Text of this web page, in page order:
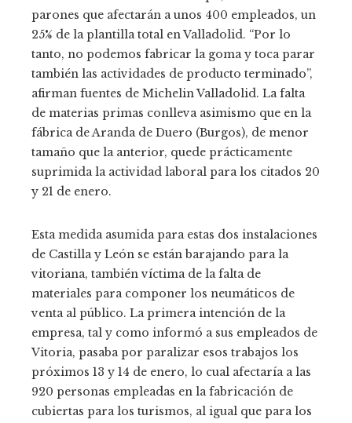
parones que afectarán a unos 400 empleados, un
25% de la plantilla total en Valladolid. “Por lo
tanto, no podemos fabricar la goma y toca parar
también las actividades de producto terminado”,
afirman fuentes de Michelin Valladolid. La falta
de materias primas conlleva asimismo que en la
fábrica de Aranda de Duero (Burgos), de menor
tamaño que la anterior, quede prácticamente
suprimida la actividad laboral para los citados 20
y 21 de enero.
Esta medida asumida para estas dos instalaciones
de Castilla y León se están barajando para la
vitoriana, también víctima de la falta de
materiales para componer los neumáticos de
venta al público. La primera intención de la
empresa, tal y como informó a sus empleados de
Vitoria, pasaba por paralizar esos trabajos los
próximos 13 y 14 de enero, lo cual afectaría a las
920 personas empleadas en la fabricación de
cubiertas para los turismos, al igual que para los